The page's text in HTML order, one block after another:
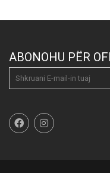
ABONOHU PËR